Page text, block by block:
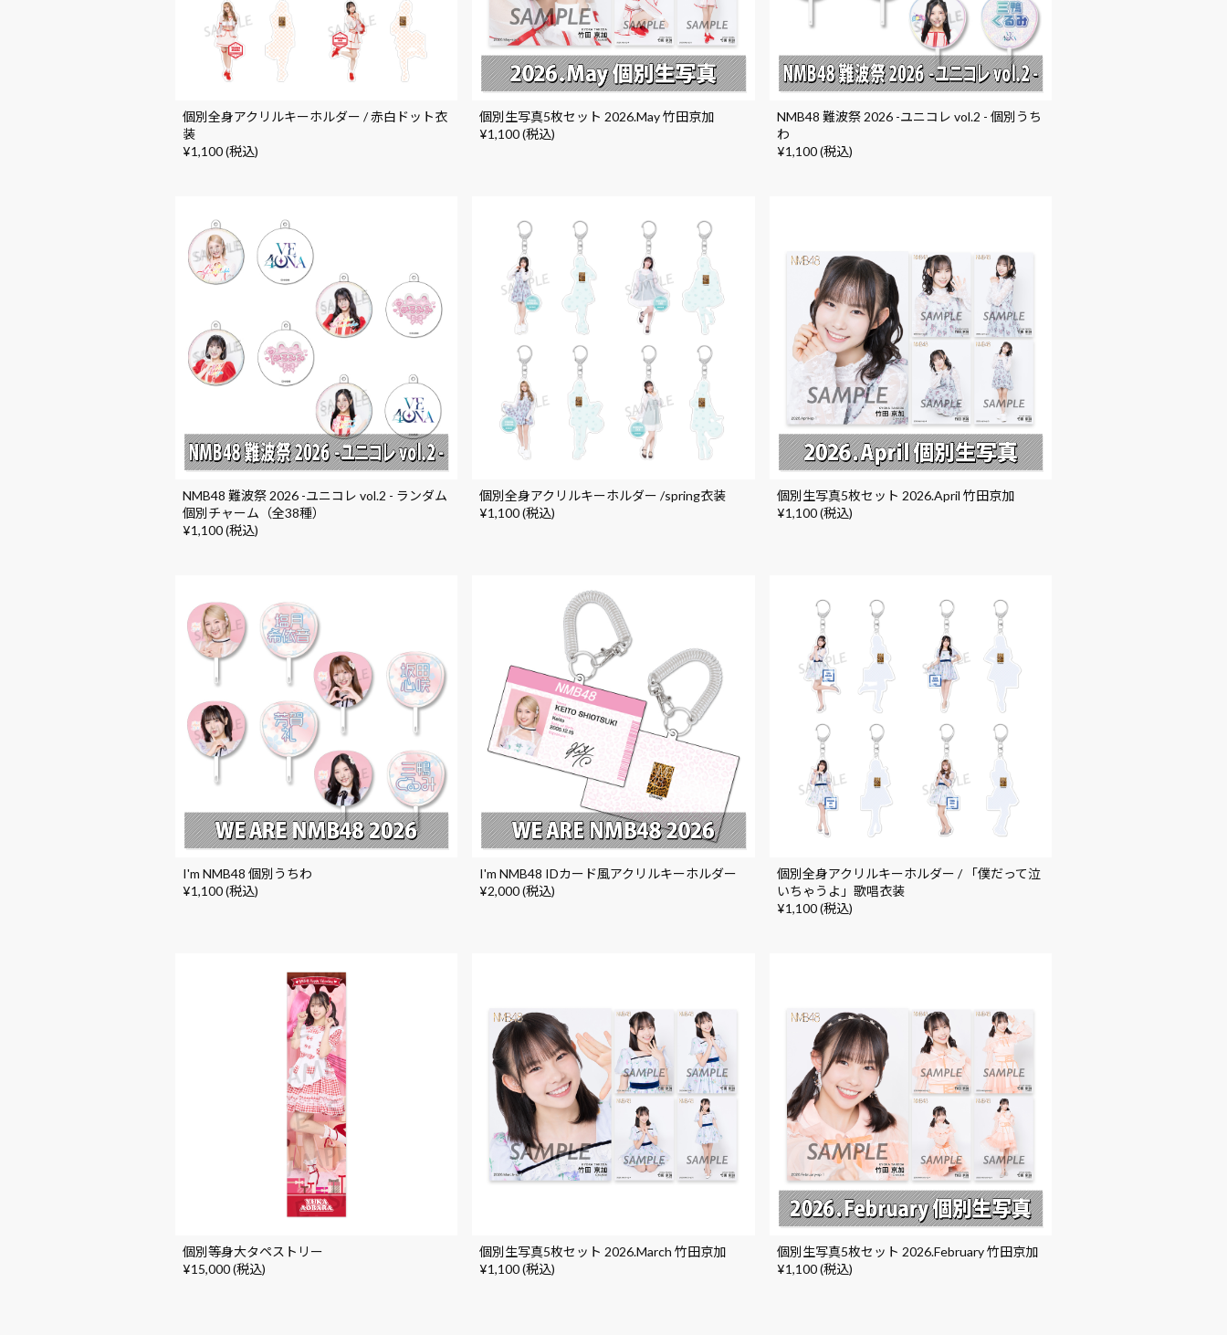
個別全身アクリルキーホルダー / 赤白ドット衣
装
¥1,100 (税込)
個別生写真5枚セット 2026.May 竹田京加
¥1,100 (税込)
NMB48 難波祭 2026 -ユニコレ vol.2 - 個別うち
わ
¥1,100 (税込)
NMB48 難波祭 2026 -ユニコレ vol.2 - ランダム
個別チャーム（全38種）
¥1,100 (税込)
個別全身アクリルキーホルダー /spring衣装
¥1,100 (税込)
個別生写真5枚セット 2026.April 竹田京加
¥1,100 (税込)
I'm NMB48 個別うちわ
¥1,100 (税込)
I'm NMB48 IDカード風アクリルキーホルダー
¥2,000 (税込)
個別全身アクリルキーホルダー / 「僕だって泣
いちゃうよ」歌唱衣装
¥1,100 (税込)
個別等身大タペストリー
¥15,000 (税込)
個別生写真5枚セット 2026.March 竹田京加
¥1,100 (税込)
個別生写真5枚セット 2026.February 竹田京加
¥1,100 (税込)